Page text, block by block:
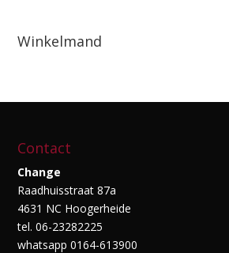
Winkelmand
Contact
Change
Raadhuisstraat 87a
4631 NC Hoogerheide
tel. 06-23282225
whatsapp 0164-613900